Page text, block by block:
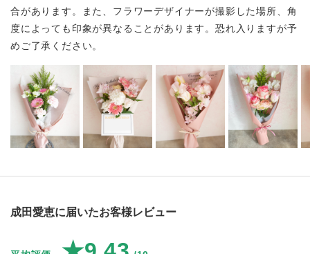
合があります。また、フラワーデザイナーが撮影した場所、角
度によっても印象が異なることがあります。恐れ入りますが予
めご了承ください。
成田愛恵に届いたお客様レビュー